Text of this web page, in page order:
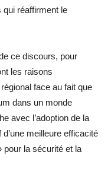
réaffirment le
ce discours, pour
les raisons
face au fait que
dans un monde
avec l’adoption de la
meilleure efficacité
pour la sécurité et la